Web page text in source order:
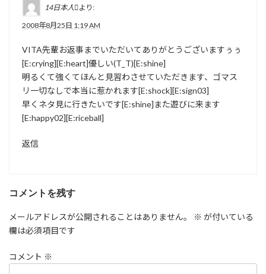
14日本人より:
2008年8月25日 1:19 AM
VITA先輩お返事までいただいてありがとうございますぅぅ
[E:crying][E:heart]優しい(T_T)[E:shine]
明るくて強くてほんと見習わさせていただきます、ゴマス
リ一切なしで本当に惹かれます[E:shock][E:sign03]
早くネタ見に行きたいです[E:shine]また遊びに来ます
[E:happy02][E:riceball]
返信
コメントを残す
メールアドレスが公開されることはありません。 ※ が付いている
欄は必須項目です
コメント ※